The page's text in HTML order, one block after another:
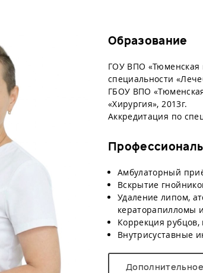
Образование
ГОУ ВПО «Тюменская
специальности
ГБОУ ВПО
«Хирургия», 2013г.
Аккредитация по
Амбулаторный
​Вскрытие
Удаление липом,
кераторапилломы
Коррекция рубцов,
​Внутрисуставные